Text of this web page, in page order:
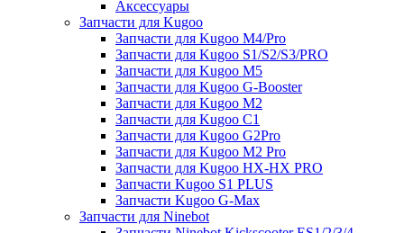
Аксессуары
Запчасти для Kugoo
Запчасти для Kugoo M4/Pro
Запчасти для Kugoo S1/S2/S3/PRO
Запчасти для Kugoo M5
Запчасти для Kugoo G-Booster
Запчасти для Kugoo M2
Запчасти для Kugoo C1
Запчасти для Kugoo G2Pro
Запчасти для Kugoo M2 Pro
Запчасти для Kugoo HX-HX PRO
Запчасти Kugoo S1 PLUS
Запчасти Kugoo G-Max
Запчасти для Ninebot